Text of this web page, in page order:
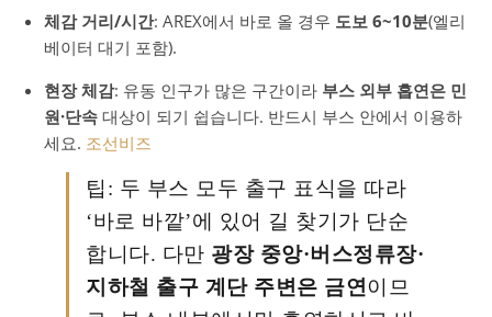
체감 거리/시간: AREX에서 바로 올 경우 도보 6~10분(엘리
베이터 대기 포함).
현장 체감: 유동 인구가 많은 구간이라 부스 외부 흡연은 민
원·단속 대상이 되기 쉽습니다. 반드시 부스 안에서 이용하
세요. 조선비즈
팁: 두 부스 모두 출구 표식을 따라
‘바로 바깥’에 있어 길 찾기가 단순
합니다. 다만 광장 중앙·버스정류장·
지하철 출구 계단 주변은 금연 이므